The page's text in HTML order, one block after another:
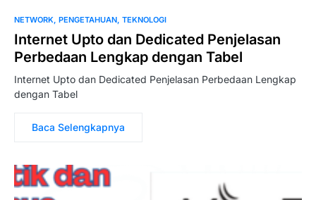
NETWORK PENGETAHUAN TEKNOLOGI
Internet Upto dan Dedicated Penjelasan
Perbedaan Lengkap dengan Tabel
Internet Upto dan Dedicated Penjelasan Perbedaan Lengkap
dengan Tabel
Baca Selengkapnya